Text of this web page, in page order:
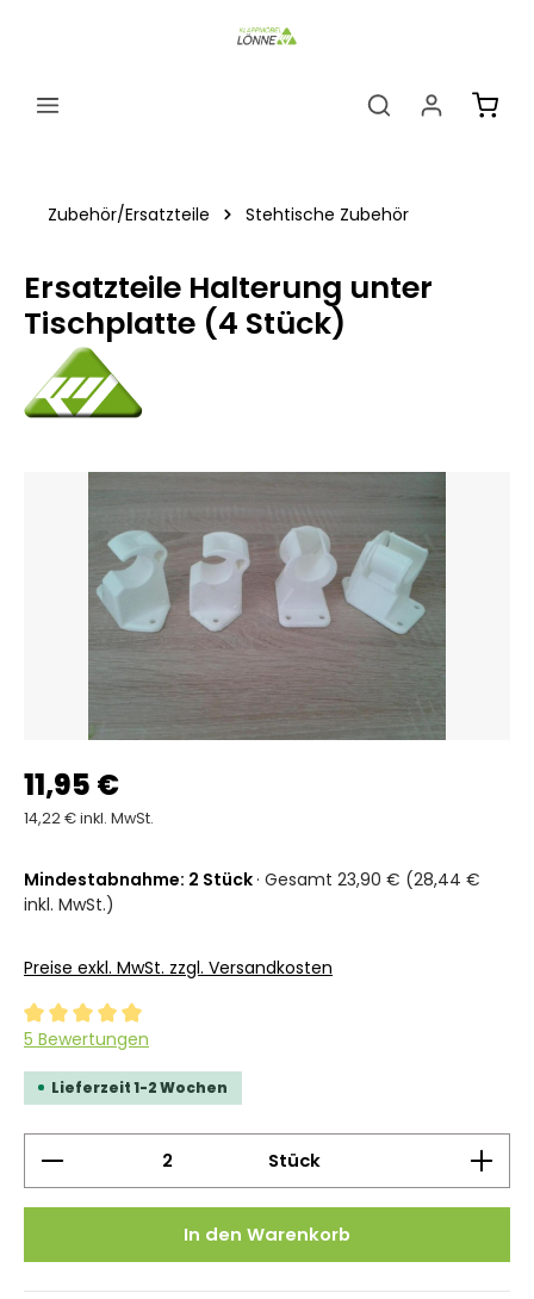
Zubehör/Ersatzteile Stehtische Zubehör
Ersatzteile Halterung unter
Tischplatte (4 Stück)
11,95 €
14,22 € inkl. MwSt.
Mindestabnahme: 2 Stück · Gesamt 23,90 € (28,44 €
inkl. MwSt.)
Preise exkl. MwSt. zzgl. Versandkosten
Durchschnittliche Bewertung von 5 von 5 Sternen
5 Bewertungen
Lieferzeit 1-2 Wochen
Produkt Anzahl: Gib den gewünschten Wert
Stück
In den Warenkorb